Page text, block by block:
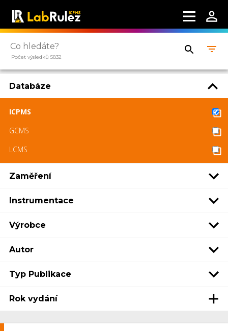
Počet výsledků 5832
Databáze
ICPMS
GCMS
LCMS
Zaměření
Instrumentace
Výrobce
Autor
Typ Publikace
Rok vydání